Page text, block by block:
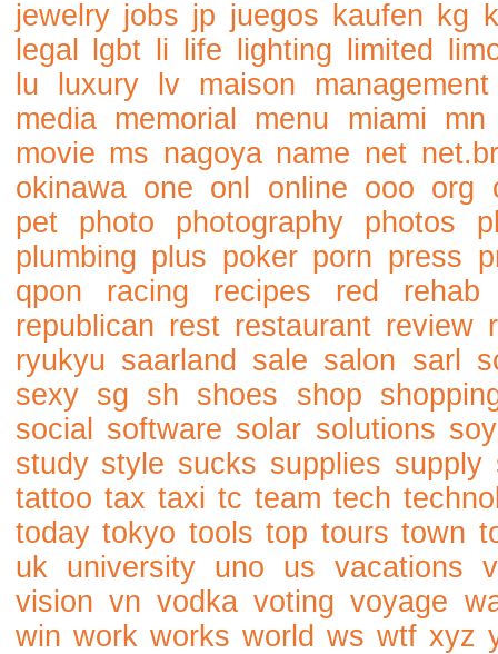
jewelry jobs jp juegos kaufen kg
legal
lgbt li life lighting limited
lu
luxury lv maison
management
media memorial menu miami mn
movie ms nagoya name net net.br
okinawa one onl online ooo org
pet
photo photography photos
plumbing plus poker porn press
qpon
racing recipes red
rehab
republican rest restaurant review
ryukyu saarland sale salon sarl
sexy sg sh shoes shop
social
software solar solutions soy
study style sucks supplies supply
tattoo tax taxi tc team tech
today tokyo tools top tours town
uk
university uno us vacations
vision vn vodka voting voyage
win work works world ws wtf xyz